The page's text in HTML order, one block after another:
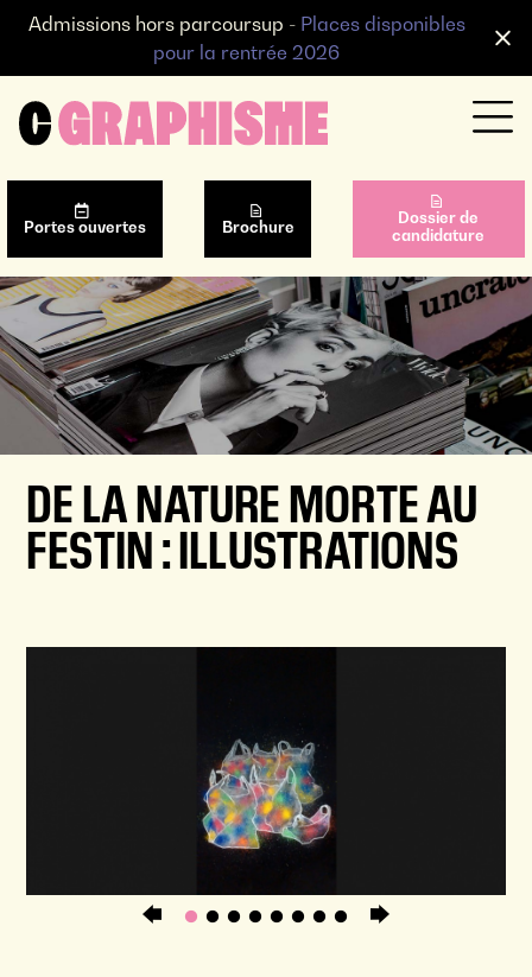
DE LA NATURE MORTE AU
FESTIN : ILLUSTRATIONS
Admissions hors parcoursup - Places disponibles
pour la rentrée 2026
Portes ouvertes Brochure
Dossier de
candidature